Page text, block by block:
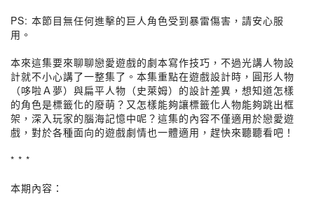
PS: 本節目無任何進擊的巨人角色受到暴雷傷害，請安心服
用。
本來這集要來聊聊戀愛遊戲的劇本寫作技巧，不過光講人物設
計就不小心講了一整集了。本集重點在遊戲設計時，圓形人物
（哆啦Ａ夢）與扁平人物（史萊姆）的設計差異，想知道怎樣
的角色是標籤化的廢萌？又怎樣能夠讓標籤化人物能夠跳出框
架，深入玩家的腦海記憶中呢？這集的內容不僅適用於戀愛遊
戲，對於各種面向的遊戲劇情也一體適用，趕快來聽聽看吧！
* * *
本期內容：